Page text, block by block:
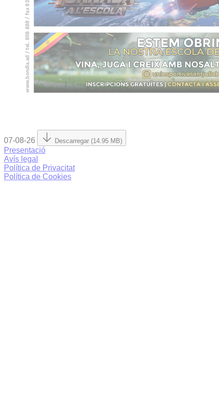
07-08-26 Descarregar (14.95 MB)
Presentació
Avís legal
Política de Privacitat
Política de Cookies